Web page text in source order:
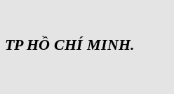
TP HỒ CHÍ MINH.